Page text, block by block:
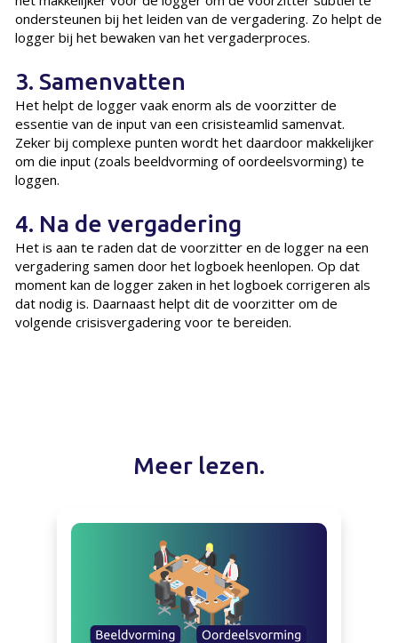
ondersteunen bij het leiden van de vergadering. Zo helpt de
logger bij het bewaken van het vergaderproces.
3. Samenvatten
Het helpt de logger vaak enorm als de voorzitter de
essentie van de input van een crisisteamlid samenvat.
Zeker bij complexe punten wordt het daardoor makkelijker
om die input (zoals beeldvorming of oordeelsvorming) te
loggen.
4. Na de vergadering
Het is aan te raden dat de voorzitter en de logger na een
vergadering samen door het logboek heenlopen. Op dat
moment kan de logger zaken in het logboek corrigeren als
dat nodig is. Daarnaast helpt dit de voorzitter om de
volgende crisisvergadering voor te bereiden.
Meer lezen.